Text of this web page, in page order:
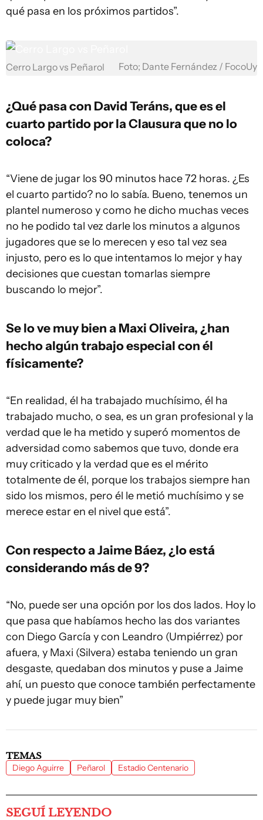
qué pasa en los próximos partidos”.
Cerro Largo vs Peñarol Foto; Dante Fernández / FocoUy
¿Qué pasa con David Teráns, que es el
cuarto partido por la Clausura que no lo
coloca?
“Viene de jugar los 90 minutos hace 72 horas. ¿Es
el cuarto partido? no lo sabía. Bueno, tenemos un
plantel numeroso y como he dicho muchas veces
no he podido tal vez darle los minutos a algunos
jugadores que se lo merecen y eso tal vez sea
injusto, pero es lo que intentamos lo mejor y hay
decisiones que cuestan tomarlas siempre
buscando lo mejor”.
Se lo ve muy bien a Maxi Oliveira, ¿han
hecho algún trabajo especial con él
físicamente?
“En realidad, él ha trabajado muchísimo, él ha
trabajado mucho, o sea, es un gran profesional y la
verdad que le ha metido y superó momentos de
adversidad como sabemos que tuvo, donde era
muy criticado y la verdad que es el mérito
totalmente de él, porque los trabajos siempre han
sido los mismos, pero él le metió muchísimo y se
merece estar en el nivel que está”.
Con respecto a Jaime Báez, ¿lo está
considerando más de 9?
“No, puede ser una opción por los dos lados. Hoy lo
que pasa que habíamos hecho las dos variantes
con Diego García y con Leandro (Umpiérrez) por
afuera, y Maxi (Silvera) estaba teniendo un gran
desgaste, quedaban dos minutos y puse a Jaime
ahí, un puesto que conoce también perfectamente
y puede jugar muy bien”
TEMAS
Diego Aguirre Peñarol Estadio Centenario
SEGUÍ LEYENDO